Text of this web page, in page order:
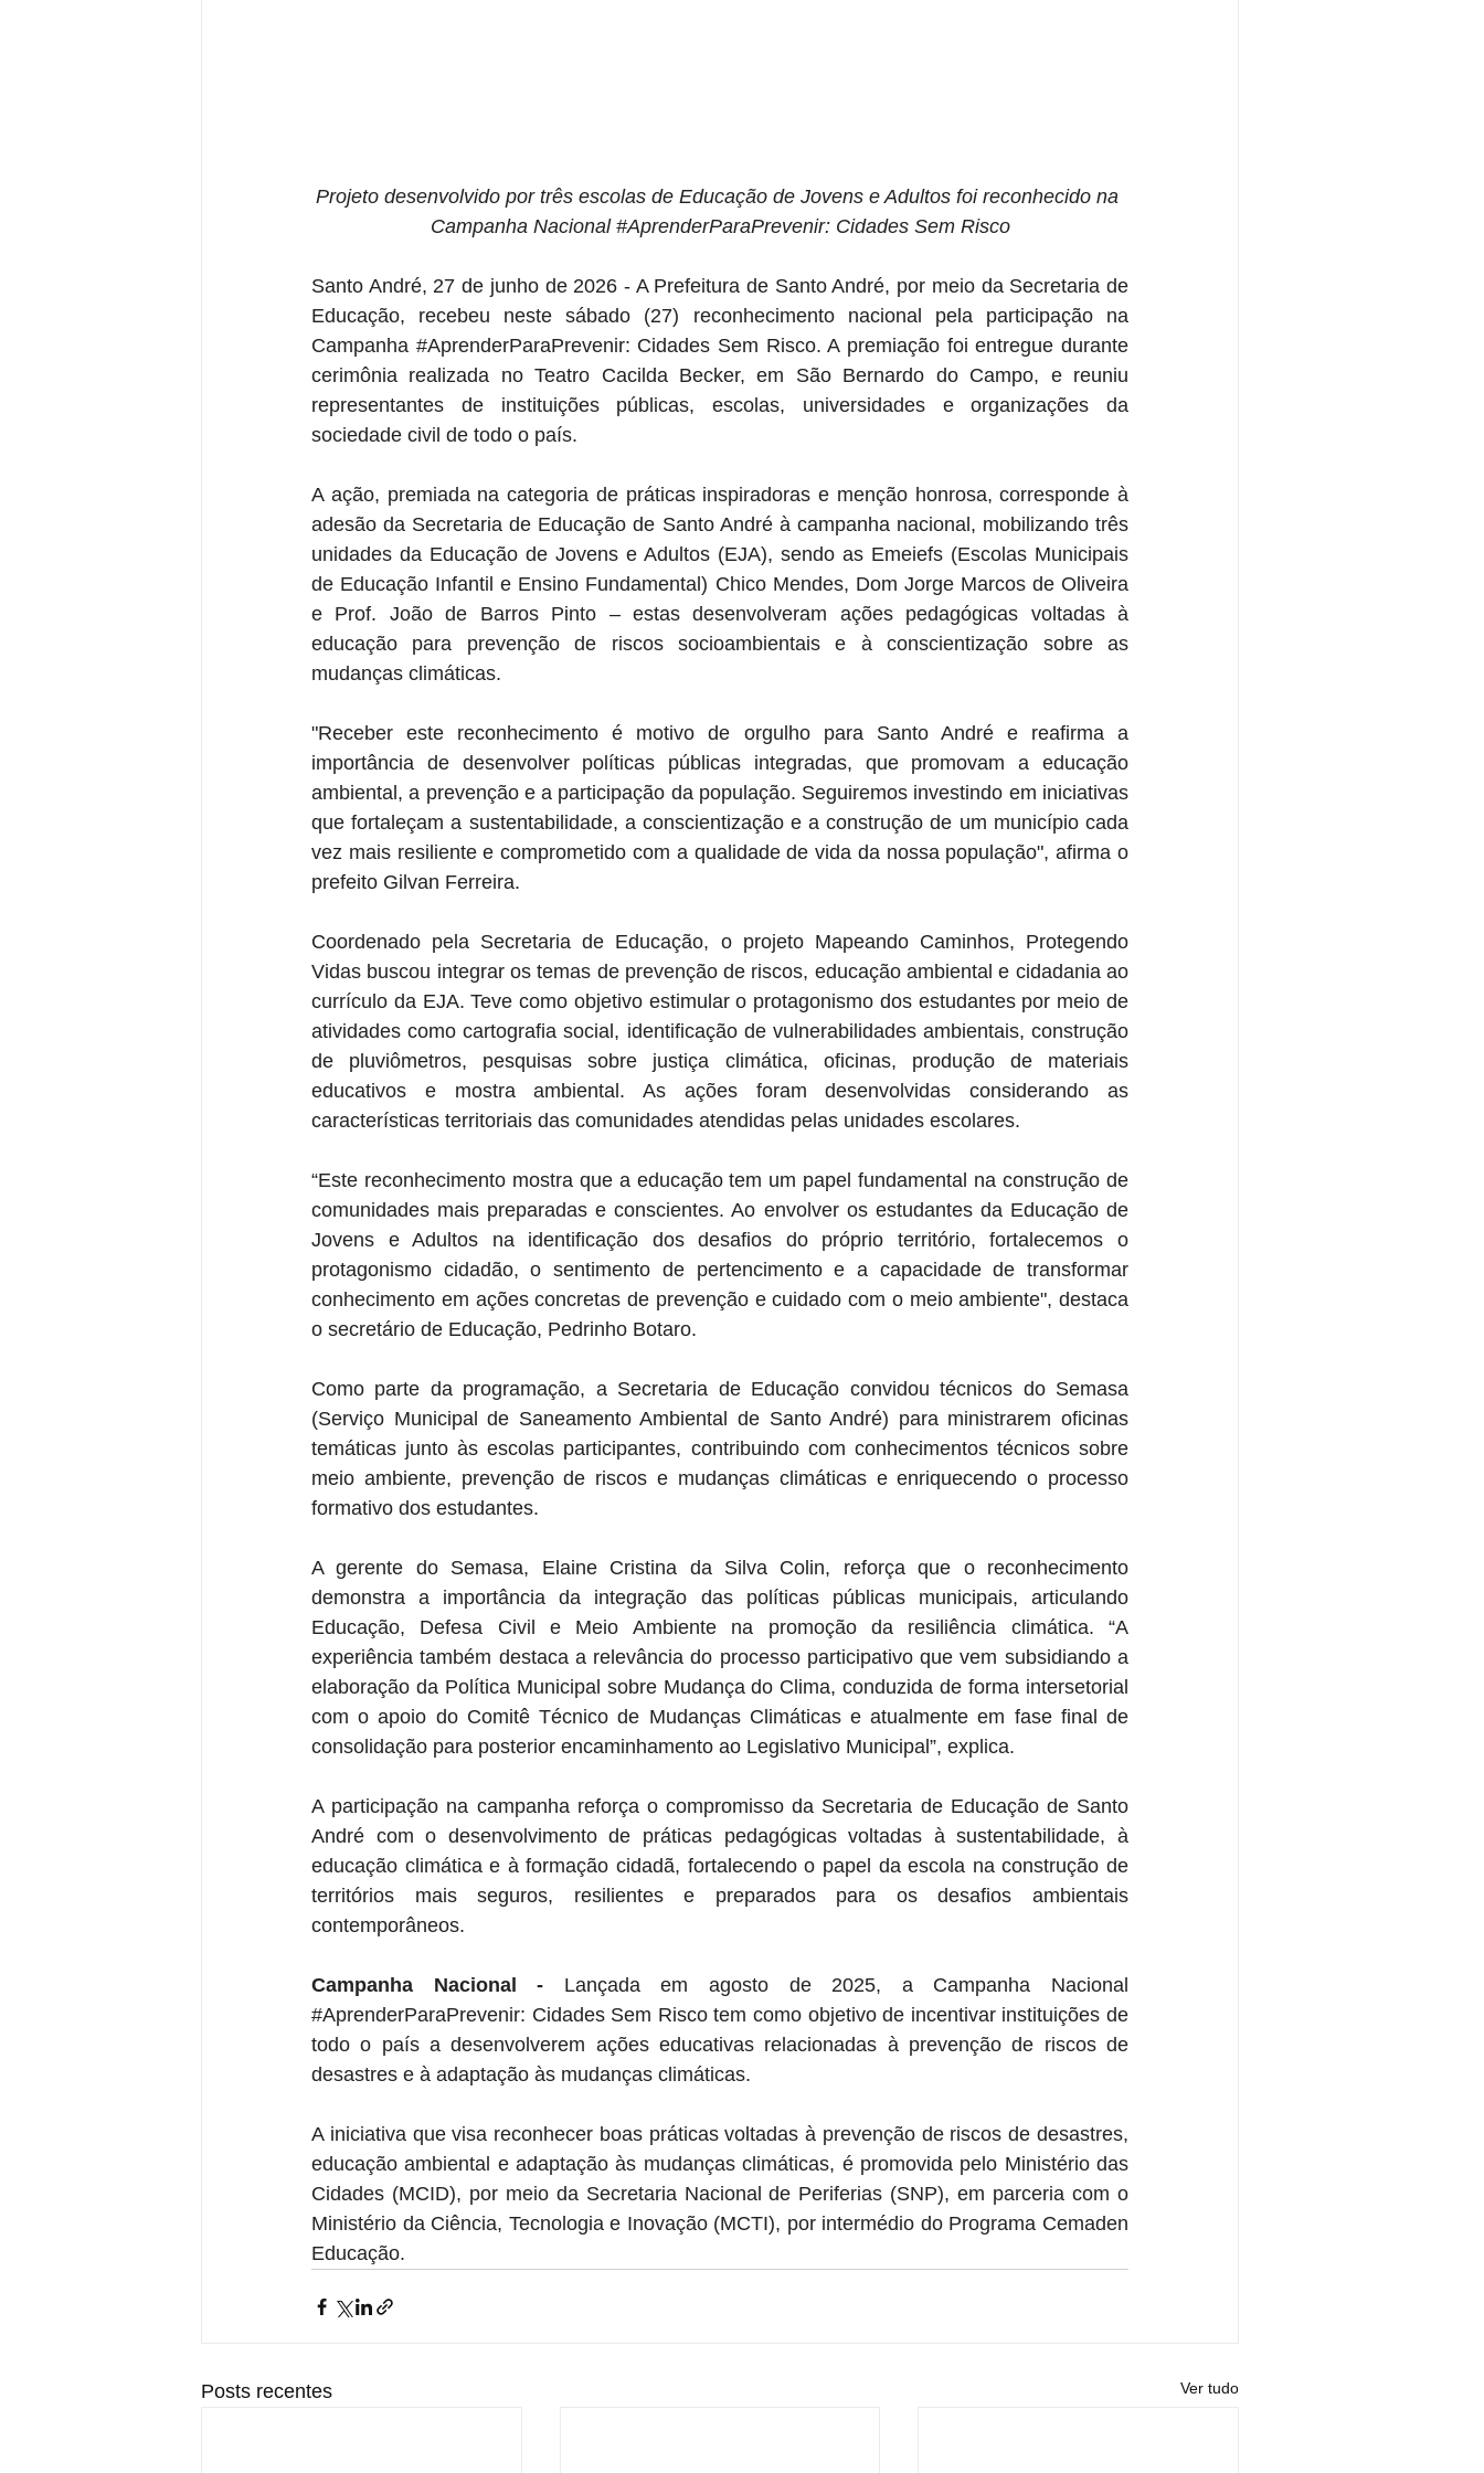
Projeto desenvolvido por três escolas de Educação de Jovens e Adultos foi reconhecido na
Campanha Nacional #AprenderParaPrevenir: Cidades Sem Risco
Santo André, 27 de junho de 2026 - A Prefeitura de Santo André, por meio da Secretaria de
Educação, recebeu neste sábado (27) reconhecimento nacional pela participação na
Campanha #AprenderParaPrevenir: Cidades Sem Risco. A premiação foi entregue durante
cerimônia realizada no Teatro Cacilda Becker, em São Bernardo do Campo, e reuniu
representantes de instituições públicas, escolas, universidades e organizações da
sociedade civil de todo o país.
A ação, premiada na categoria de práticas inspiradoras e menção honrosa, corresponde à
adesão da Secretaria de Educação de Santo André à campanha nacional, mobilizando três
unidades da Educação de Jovens e Adultos (EJA), sendo as Emeiefs (Escolas Municipais
de Educação Infantil e Ensino Fundamental) Chico Mendes, Dom Jorge Marcos de Oliveira
e Prof. João de Barros Pinto – estas desenvolveram ações pedagógicas voltadas à
educação para prevenção de riscos socioambientais e à conscientização sobre as
mudanças climáticas.
"Receber este reconhecimento é motivo de orgulho para Santo André e reafirma a
importância de desenvolver políticas públicas integradas, que promovam a educação
ambiental, a prevenção e a participação da população. Seguiremos investindo em iniciativas
que fortaleçam a sustentabilidade, a conscientização e a construção de um município cada
vez mais resiliente e comprometido com a qualidade de vida da nossa população", afirma o
prefeito Gilvan Ferreira.
Coordenado pela Secretaria de Educação, o projeto Mapeando Caminhos, Protegendo
Vidas buscou integrar os temas de prevenção de riscos, educação ambiental e cidadania ao
currículo da EJA. Teve como objetivo estimular o protagonismo dos estudantes por meio de
atividades como cartografia social, identificação de vulnerabilidades ambientais, construção
de pluviômetros, pesquisas sobre justiça climática, oficinas, produção de materiais
educativos e mostra ambiental. As ações foram desenvolvidas considerando as
características territoriais das comunidades atendidas pelas unidades escolares.
“Este reconhecimento mostra que a educação tem um papel fundamental na construção de
comunidades mais preparadas e conscientes. Ao envolver os estudantes da Educação de
Jovens e Adultos na identificação dos desafios do próprio território, fortalecemos o
protagonismo cidadão, o sentimento de pertencimento e a capacidade de transformar
conhecimento em ações concretas de prevenção e cuidado com o meio ambiente", destaca
o secretário de Educação, Pedrinho Botaro.
Como parte da programação, a Secretaria de Educação convidou técnicos do Semasa
(Serviço Municipal de Saneamento Ambiental de Santo André) para ministrarem oficinas
temáticas junto às escolas participantes, contribuindo com conhecimentos técnicos sobre
meio ambiente, prevenção de riscos e mudanças climáticas e enriquecendo o processo
formativo dos estudantes.
A gerente do Semasa, Elaine Cristina da Silva Colin, reforça que o reconhecimento
demonstra a importância da integração das políticas públicas municipais, articulando
Educação, Defesa Civil e Meio Ambiente na promoção da resiliência climática. “A
experiência também destaca a relevância do processo participativo que vem subsidiando a
elaboração da Política Municipal sobre Mudança do Clima, conduzida de forma intersetorial
com o apoio do Comitê Técnico de Mudanças Climáticas e atualmente em fase final de
consolidação para posterior encaminhamento ao Legislativo Municipal”, explica.
A participação na campanha reforça o compromisso da Secretaria de Educação de Santo
André com o desenvolvimento de práticas pedagógicas voltadas à sustentabilidade, à
educação climática e à formação cidadã, fortalecendo o papel da escola na construção de
territórios mais seguros, resilientes e preparados para os desafios ambientais
contemporâneos.
Campanha Nacional -
#AprenderParaPrevenir: Cidades Sem Risco tem como objetivo de incentivar instituições de
todo o país a desenvolverem ações educativas relacionadas à prevenção de riscos de
desastres e à adaptação às mudanças climáticas.
A iniciativa que visa reconhecer boas práticas voltadas à prevenção de riscos de desastres,
educação ambiental e adaptação às mudanças climáticas, é promovida pelo Ministério das
Cidades (MCID), por meio da Secretaria Nacional de Periferias (SNP), em parceria com o
Ministério da Ciência, Tecnologia e Inovação (MCTI), por intermédio do Programa Cemaden
Educação.
Posts recentes Ver tudo